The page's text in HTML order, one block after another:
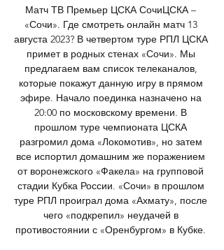
Матч ТВ Премьер ЦСКА СочиЦСКА –
«Сочи». Где смотреть онлайн матч 13
августа 2023? В четвертом туре РПЛ ЦСКА
примет в родных стенах «Сочи». Мы
предлагаем вам список телеканалов,
которые покажут данную игру в прямом
эфире. Начало поединка назначено на
20:00 по московскому времени. В
прошлом туре чемпионата ЦСКА
разгромил дома «Локомотив», но затем
все испортил домашним же поражением
от воронежского «Факела» на групповой
стадии Кубка России. «Сочи» в прошлом
туре РПЛ проиграл дома «Ахмату», после
чего «подкрепил» неудачей в
противостоянии с «Оренбургом» в Кубке.